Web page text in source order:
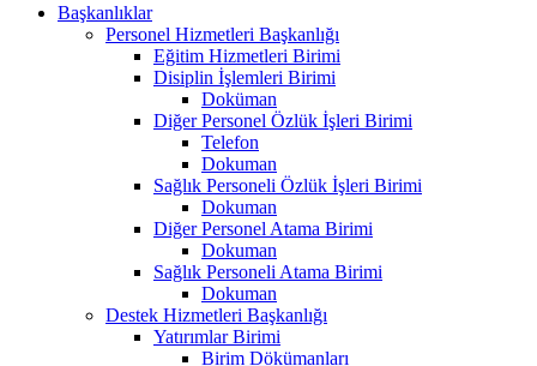
Başkanlıklar
Personel Hizmetleri Başkanlığı
Eğitim Hizmetleri Birimi
Disiplin İşlemleri Birimi
Doküman
Diğer Personel Özlük İşleri Birimi
Telefon
Dokuman
Sağlık Personeli Özlük İşleri Birimi
Dokuman
Diğer Personel Atama Birimi
Dokuman
Sağlık Personeli Atama Birimi
Dokuman
Destek Hizmetleri Başkanlığı
Yatırımlar Birimi
Birim Dökümanları